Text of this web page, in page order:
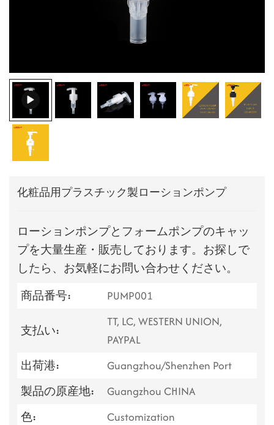
化粧品用プラスチック製ローションポンプ
ローションポンプとフォームポンプのキャッ
プを大量生産・販売しております。お探しで
したら、お気軽にお問い合わせください。
商品番号:
PUMP001
支払い:
TT, LC, WESTERN UNION,
PAYPAL
出荷港:
Guangzhou/Shenzhen Port
製品の原産地:
Guangzhou CHINA
色:
Customization